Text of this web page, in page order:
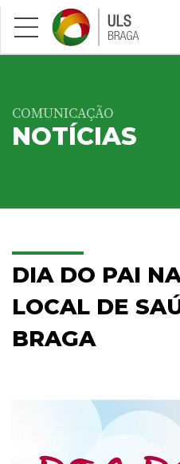
Saltar para conteúdo
COMUNICAÇÃO
NOTÍCIAS
DIA DO PAI
LOCAL DE
BRAGA